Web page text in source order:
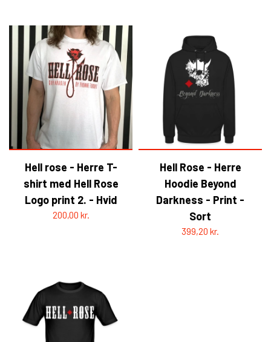
Hell rose - Herre T-
shirt med Hell Rose
Logo print 2. - Hvid
200,00 kr.
Hell Rose - Herre
Hoodie Beyond
Darkness - Print -
Sort
399,20 kr.